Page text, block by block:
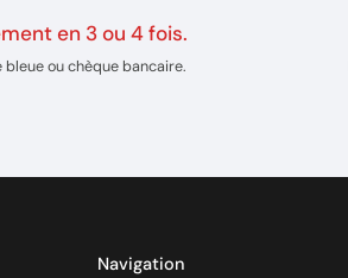
en 3 ou 4 fois.
bleue ou chèque bancaire.
Navigation